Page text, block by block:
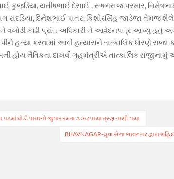
કુંજડિયા, યતીષભાઈ દેસાઈ , રૂષભરાજ પરમાર,
રાદડિયા, દિનેશભાઈ પાતર, કિશોરસિંહ જાડેજા તેમજ
વખોડી કાઢી પ્રાંત અધિકારી ને આવેદનપત્ર આપ્યું હતું
હત્યા કરવામાં આવી હત્યારાને તાત્કાલિક ધોરણે
હોય નૈતિકતા દાખવી ગૃહમંત્રીએ તાત્કાલિક
ઘોડી પાસાનો જુગાર રમતા ૩ ઝડપાયા ત્રણ નાસી ગયા.
BHAVNAGAR-યુવા સેના ભાવનગર દ્વારા